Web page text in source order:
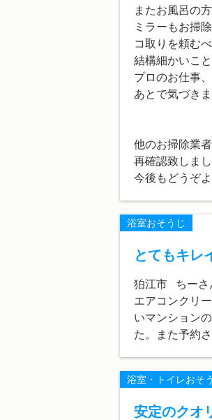
またお風呂の
ミラーもお掃
コ取りを頼む
結構細かいこ
プロのお仕事
あとで気づき
他のお掃除業
再確認致しまし
今後もどうぞ
浴室おそうじ
とてもキレ
狛江市 ちーさ
エアコンクリ
いマンション
た。また予約
浴室・トイレおそ
安定のクオ